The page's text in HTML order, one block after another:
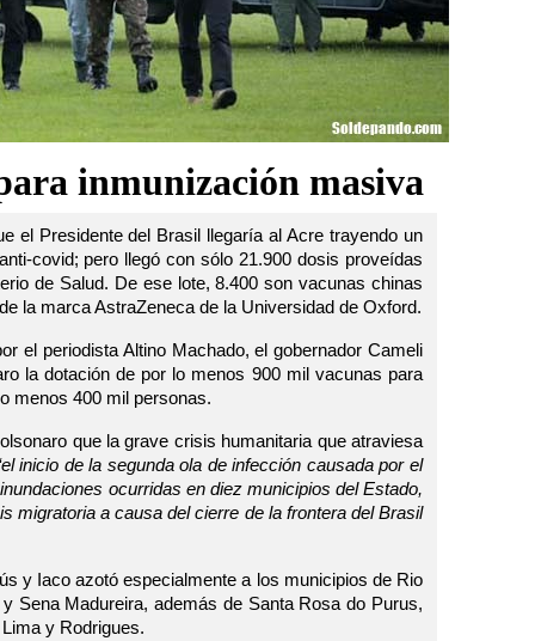
inmunización masiva
el Presidente del Brasil llegaría al Acre trayendo un
covid; pero llegó con sólo 21.900 dosis proveídas
de Salud. De ese lote, 8.400 son vacunas chinas
la marca AstraZeneca de la Universidad de Oxford.
el periodista Altino Machado, el gobernador Cameli
la dotación de por lo menos 900 mil vacunas para
menos 400 mil personas.
que la grave crisis humanitaria que atraviesa
inicio de la segunda ola de infección causada por el
ocurridas en diez municipios del Estado,
migratoriaa causa del cierre de la frontera del Brasil
y Iaco azotó especialmente a los municipios de Rio
Sena Madureira, además de Santa Rosa do Purus,
y Rodrigues.